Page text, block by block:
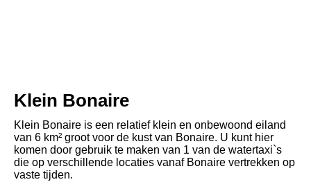
Klein Bonaire
Klein Bonaire is een relatief klein en onbewoond eiland
van 6 km² groot voor de kust van Bonaire. U kunt hier
komen door gebruik te maken van 1 van de watertaxi`s
die op verschillende locaties vanaf Bonaire vertrekken op
vaste tijden.